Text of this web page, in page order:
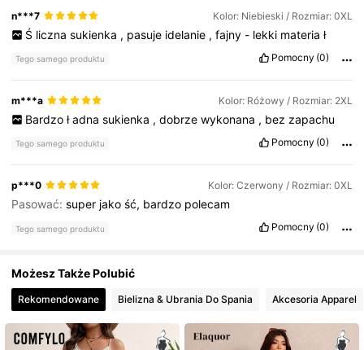
4,70
n***7 Kolor: Niebieski / Rozmiar: 0XL
Ś liczna sukienka , pasuje idelanie , fajny - lekki materia ł
Tego samego produktu Pomocny (0)
m***a Kolor: Różowy / Rozmiar: 2XL
Bardzo ładna sukienka , dobrze wykonana , bez zapachu
Tego samego produktu Pomocny (0)
p***0 Kolor: Czerwony / Rozmiar: 0XL
Pasować:super jakość, bardzo polecam
Tego samego produktu Pomocny (0)
Możesz Także Polubić
Rekomendowane Bielizna & Ubrania Do Spania Akcesoria Apparel